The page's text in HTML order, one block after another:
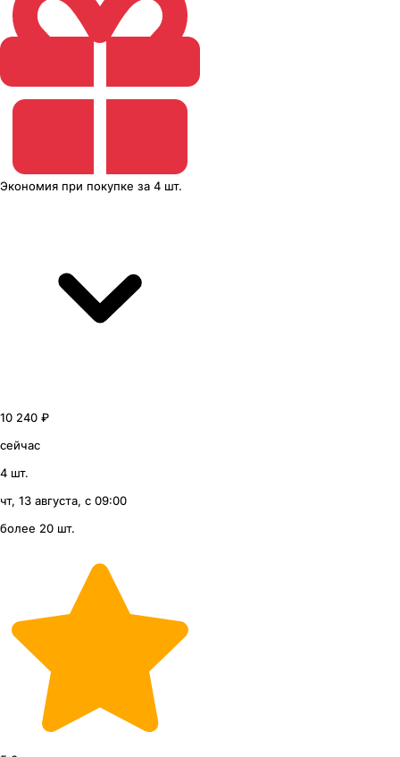
Экономия при покупке за 4 шт.
10 240 ₽
сейчас
4 шт.
чт, 13 августа, с 09:00
более 20 шт.